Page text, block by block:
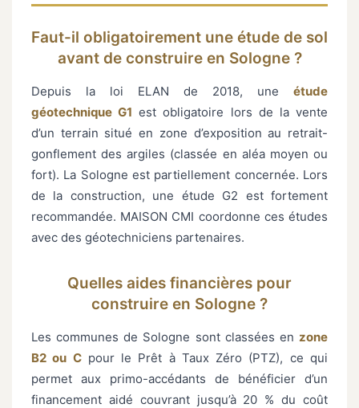
Faut-il obligatoirement une étude de sol
avant de construire en Sologne ?
Depuis la loi ELAN de 2018, une étude
géotechnique G1 est obligatoire lors de la vente
d’un terrain situé en zone d’exposition au retrait-
gonflement des argiles (classée en aléa moyen ou
fort). La Sologne est partiellement concernée. Lors
de la construction, une étude G2 est fortement
recommandée. MAISON CMI coordonne ces études
avec des géotechniciens partenaires.
Quelles aides financières pour
construire en Sologne ?
Les communes de Sologne sont classées en zone
B2 ou Cpour le Prêt à Taux Zéro (PTZ), ce qui
permet aux primo-accédants de bénéficier d’un
financement aidé couvrant jusqu’à 20 % du coût